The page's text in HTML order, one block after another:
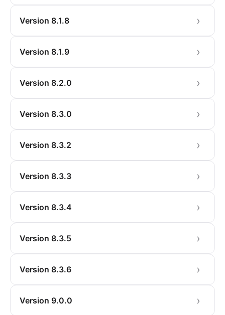
Version 8.1.8
Version 8.1.9
Version 8.2.0
Version 8.3.0
Version 8.3.2
Version 8.3.3
Version 8.3.4
Version 8.3.5
Version 8.3.6
Version 9.0.0